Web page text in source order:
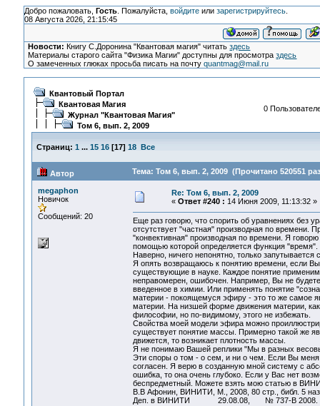
Добро пожаловать, Гость. Пожалуйста, войдитеили зарегистрируйтесь.
08 Августа 2026, 21:15:45
Новости: Книгу С.Доронина "Квантовая магия" читатьздесь
Материалы старого сайта "Физика Магии" доступны для просмотраздесь
О замеченных глюках просьба писать на почтуquantmag@mail.ru
Квантовый Портал
Квантовая Магия
Журнал "Квантовая Магия"
Том 6, вып. 2, 2009
0
Страниц: 1 ... 15 16[17] 18 Все
Автор Тема: Том 6, вып. 2, 2009 (Прочитано 520551
megaphon
Новичок
Сообщений: 20
Re: Том 6, вып. 2, 2009
« Ответ #240 : 14 Июня 2009, 11:13:32 »
Еще раз говорю, что спорить об уравнениях без
отсутствует "частная" производная по времени.
"конвективная" производная по времени. Я
помощью которой определяется функция "время".
Наверно, ничего непонятно, только запутывается
Я опять возвращаюсь к понятию времени, если
существующие в науке. Каждое понятие
неправомерен, ошибочен. Например, Вы не будете
введенное в химии. Или применять понятие
материи - покоящемуся эфиру - это то же самое
материи. На низшей форме движения материи,
философии, но по-видимому, этого не избежать.
Свойства моей модели эфира можно
существует понятие массы. Примерно такой же
движется, то возникает плотность массы.
Я не понимаю Вашей реплики "Мы в разных
Эти споры о том - о сем, и ни о чем. Если Вы меня
согласен. Я верю в созданную мной систему с
ошибка, то она очень глубоко. Если у Вас нет
беспредметный. Можете взять мою статью в
В.В Афонин, ВИНИТИ, М., 2008, 80 стр., библ. 5
Деп. в ВИНИТИ 29.08.08, № 737-В 2008. Но,